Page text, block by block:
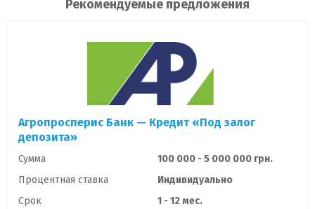
Рекомендуемые предложения
Агропросперис Банк — Кредит «Под залог
депозита»
Сумма
100 000 - 5 000 000 грн.
Процентная ставка
Индивидуально
Срок
1 - 12 мес.